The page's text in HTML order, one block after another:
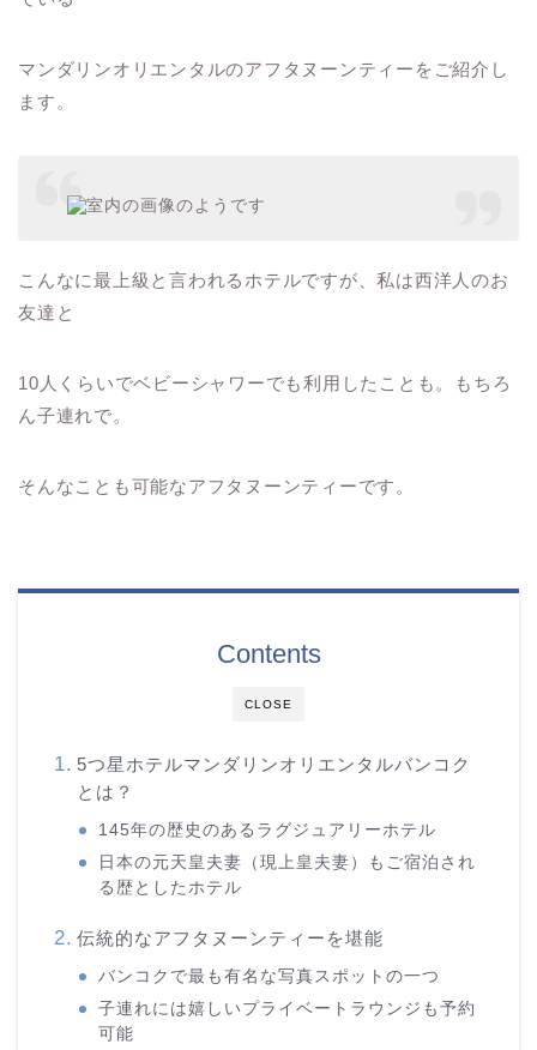
マンダリンオリエンタルのアフタヌーンティーをご紹介し
ます。
こんなに最上級と言われるホテルですが、私は西洋人のお
友達と
10人くらいでベビーシャワーでも利用したことも。もちろ
ん子連れで。
そんなことも可能なアフタヌーンティーです。
CLOSE
Contents
5つ星ホテルマンダリンオリエンタルバンコク
とは？
145年の歴史のあるラグジュアリーホテル
日本の元天皇夫妻（現上皇夫妻）もご宿泊され
る歴としたホテル
伝統的なアフタヌーンティーを堪能
バンコクで最も有名な写真スポットの一つ
子連れには嬉しいプライベートラウンジも予約
可能